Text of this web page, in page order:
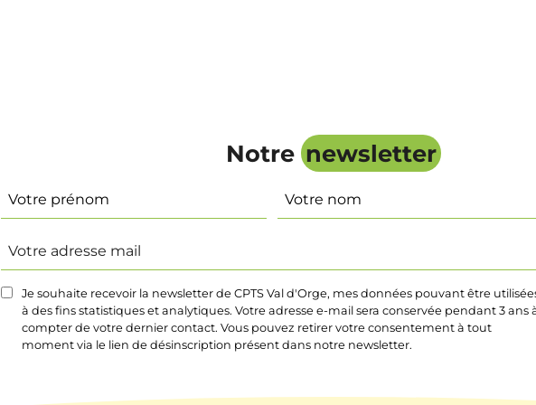
Notre newsletter
Identité
Votre
mail
(Nécessaire)
Je souhaite recevoir la newsletter de CPTS Val d'Orge, mes données pouvant être
à des fins statistiques et analytiques. Votre adresse e-mail sera conservée pendant 3 ans
compter de votre dernier contact. Vous pouvez retirer votre consentement à tout
moment via le lien de désinscription présent dans notre newsletter.